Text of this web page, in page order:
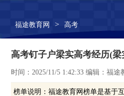
福途教育网 > 高考
高考钉子户梁实高考经历(
时间：2025/11/5 1:42:33 编辑：福
榜单说明：福途教育网榜单是基于